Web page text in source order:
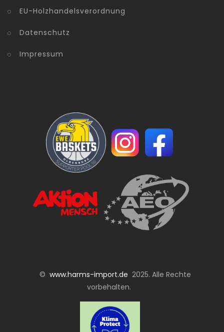
EU-Holzhandelsverordnung
Datenschutz
Impressum
© www.harms-import.de 2025. Alle Rechte
vorbehalten.